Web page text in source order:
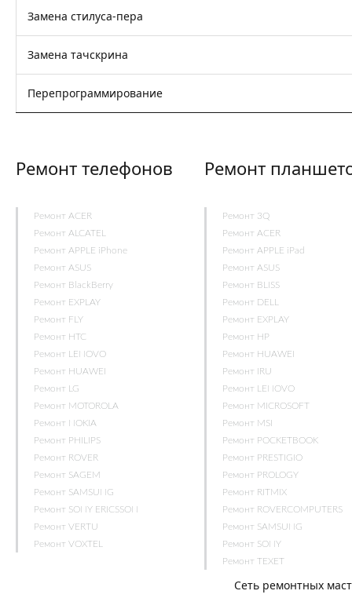
Замена стилуса-пера
Замена тачскрина
Перепрограммирование
Ремонт телефонов
Ремонт ACER
Ремонт ALCATEL
Ремонт APPLE iPhone
Ремонт ASUS
Ремонт BlackBerry
Ремонт EXPLAY
Ремонт FLY
Ремонт HTC
Ремонт LENOVO
Ремонт HUAWEI
Ремонт LG
Ремонт MOTOROLA
Ремонт NOKIA
Ремонт PHILIPS
Ремонт ROVER
Ремонт SAGEM
Ремонт SAMSUNG
Ремонт SONY ERICSSON
Ремонт VERTU
Ремонт VOXTEL
Ремонт
Ремонт 3Q
Ремонт ACER
Ремонт APPLE iPad
Ремонт ASUS
Ремонт BLISS
Ремонт DELL
Ремонт EXPLAY
Ремонт HP
Ремонт HUAWEI
Ремонт IRU
Ремонт LENOVO
Ремонт MICROSOFT
Ремонт MSI
Ремонт POCKETBOOK
Ремонт PRESTIGIO
Ремонт PROLOGY
Ремонт RITMIX
Ремонт ROVERCOMPUTERS
Ремонт SAMSUNG
Ремонт SONY
Ремонт TEXET
Сеть ремонтных